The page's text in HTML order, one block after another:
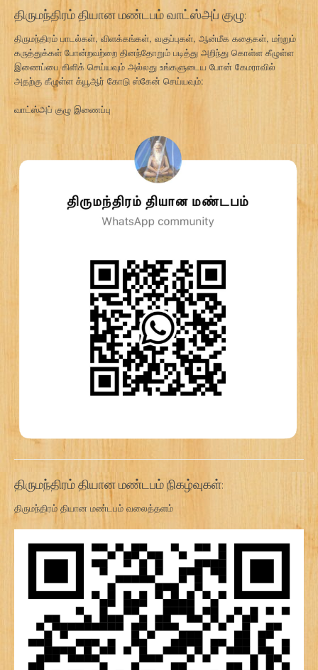
திருமந்திரம் தியான மண்டபம் வாட்ஸ்அப் குழு:
திருமந்திரம் பாடல்கள், விளக்கங்கள், வகுப்புகள், ஆன்மீக கதைகள், மற்றும்
கருத்துக்கள் போன்றவற்றை தினந்தோறும் படித்து அறிந்து கொள்ள கீழுள்ள
இணைப்பை கிளிக் செய்யவும் அல்லது உங்களுடைய போன் கேமராவில்
அதற்கு கீழுள்ள க்யூஆர் கோடு ஸ்கேன் செய்யவும்:
வாட்ஸ்அப் குழு இணைப்பு
திருமந்திரம் தியான மண்டபம் நிகழ்வுகள்:
திருமந்திரம் தியான மண்டபம் வலைத்தளம்